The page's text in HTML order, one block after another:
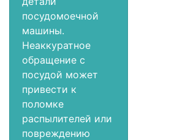
посудомоечной
машины.
Неаккуратное
обращение с
посудой может
привести к
поломке
распылителей или
повреждению